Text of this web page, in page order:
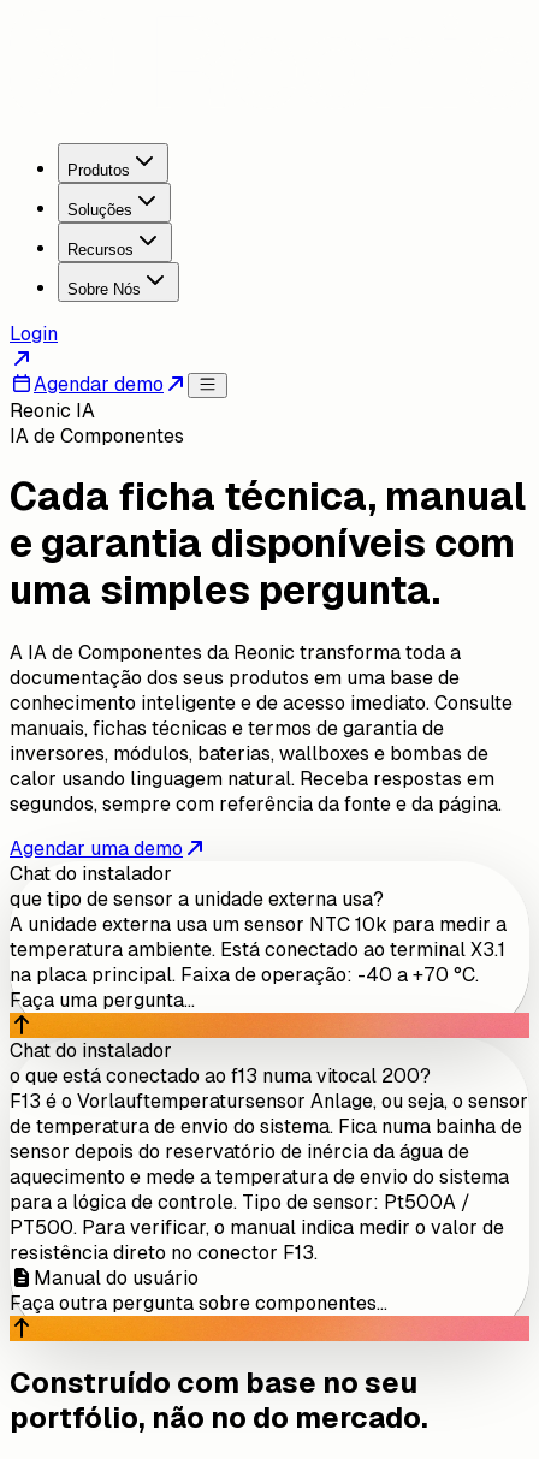
Produtos
Soluções
Recursos
Sobre Nós
Login
Agendar demo
Reonic IA
IA de Componentes
Cada ficha técnica, manual
e garantia disponíveis com
uma simples pergunta.
A IA de Componentes da Reonic transforma toda a
documentação dos seus produtos em uma base de
conhecimento inteligente e de acesso imediato. Consulte
manuais, fichas técnicas e termos de garantia de
inversores, módulos, baterias, wallboxes e bombas de
calor usando linguagem natural. Receba respostas em
segundos, sempre com referência da fonte e da página.
Agendar uma demo
Chat do instalador
que tipo de sensor a unidade externa usa?
A unidade externa usa um sensor NTC 10k para medir a
temperatura ambiente. Está conectado ao terminal X3.1
na placa principal. Faixa de operação: -40 a +70 °C.
Faça uma pergunta...
Chat do instalador
o que está conectado ao f13 numa vitocal 200?
F13 é o Vorlauftemperatursensor Anlage, ou seja, o sensor
de temperatura de envio do sistema. Fica numa bainha de
sensor depois do reservatório de inércia da água de
aquecimento e mede a temperatura de envio do sistema
para a lógica de controle. Tipo de sensor: Pt500A /
PT500. Para verificar, o manual indica medir o valor de
resistência direto no conector F13.
Manual do usuário
Faça outra pergunta sobre componentes...
Construído com base no seu
portfólio, não no do mercado.